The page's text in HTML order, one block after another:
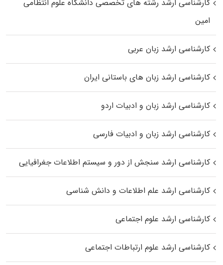
کارشناسی ارشد رﺷﺘﻪ ﻫﺎی تخصصی داﻧﺸﮕﺎه ﻋﻠﻮم انتظامی
اﻣﻴﻦ
کارشناسی ارشد زبان عربی
کارشناسی ارشد زبان‌ های باستانی ایران
کارشناسی ارشد زبان و ادبیات اردو
کارشناسی ارشد زبان و ادبیات فارسی
کارشناسی ارشد سنجش از دور و سیستم اطلاعات جغرافیایی
کارشناسی ارشد علم اطلاعات و دانش شناسی
کارشناسی ارشد علوم اجتماعی
کارشناسی ارشد علوم ارتباطات اجتماعی